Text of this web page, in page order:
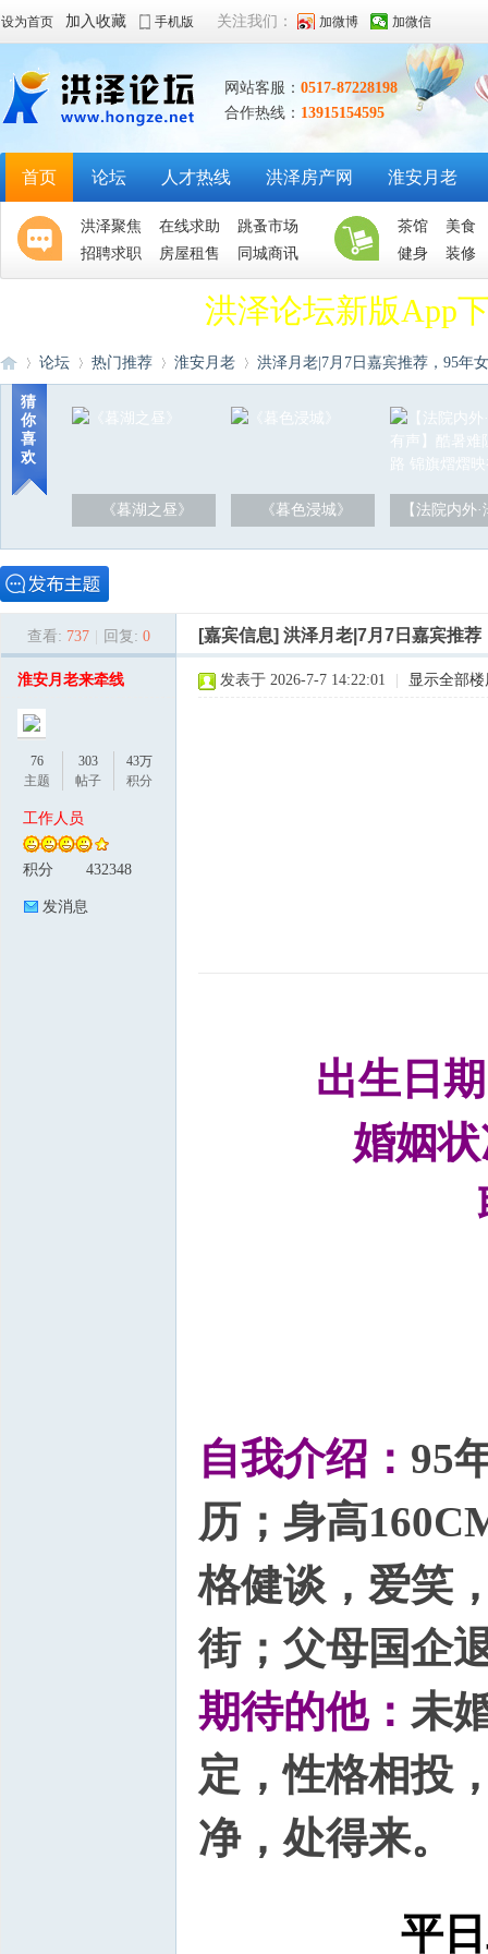
设为首页 加入收藏 手机版 关注我们： 加微博 加微信
网站客服： 0517-87228198
合作热线： 13915154595
首页 论坛 人才热线 洪泽房产网 淮安月老
洪泽聚焦 在线求助
跳蚤市场
招聘求职
房屋租售 同城商讯
茶馆
美食
健身
装修
洪泽论坛新版App
»
论坛 热门推荐 淮安月老 洪泽月老|7月7日嘉宾推荐，95年
猜
你
喜
欢
《暮湖之昼》 《暮色浸城》 【法院内外
查看: 737 回复: 0 [嘉宾信息] 洪泽月老|7月7日嘉宾推
淮安月老来牵线
76
主题
303
帖子
43万
积分
工作人员
积分 432348
发消息
发表于 2026-7-7 14:22:01 显示全部楼
出生日
婚姻
自我介绍： 95
历；身高
格健谈，爱笑
街；父母国企
期待的他： 未
定，性格相投
净，处得来。
平